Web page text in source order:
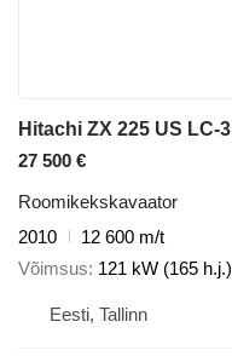
Hitachi ZX 225 US LC-3
27 500 €
Roomikekskavaator
2010
12 600 m/t
Võimsus 121 kW (165 h.j.)
Eesti, Tallinn